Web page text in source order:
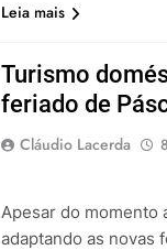
Leia mais
Turismo
feriado de
Cláudio Lacerda
Apesar do momento
adaptando as novas